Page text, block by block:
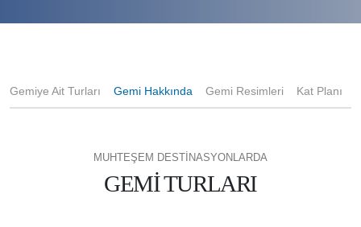
Gemiye Ait Turları Gemi Hakkında Gemi Resimleri Kat Planı
MUHTEŞEM DESTİNASYONLARDA
GEMİ TURLARI